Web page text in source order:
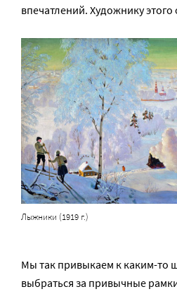
впечатлений. Художнику этого
Лыжники (1919 г.)
Мы так привыкаем к каким-то
выбраться за привычные